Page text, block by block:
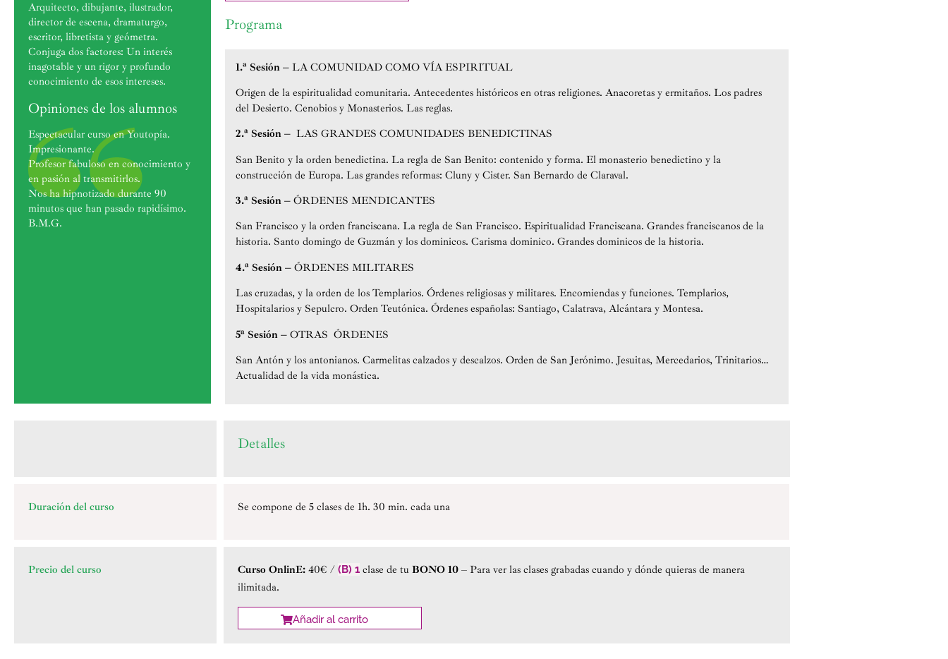
Arquitecto, dibujante, ilustrador,
director de escena, dramaturgo,
escritor, libretista y geómetra.
Conjuga dos factores: Un interés
inagotable y un rigor y profundo
conocimiento de esos intereses.
Opiniones de los alumnos
Espectacular curso en Youtopía.
Impresionante.
Profesor fabuloso en conocimiento y
en pasión al transmitirlos.
Nos ha hipnotizado durante 90
minutos que han pasado rapidísimo.
B.M.G.
Programa
1.ª Sesión –LA COMUNIDAD COMO VÍA ESPIRITUAL
Origen de la espiritualidad comunitaria. Antecedentes históricos en otras religiones. Anacoretas y ermitaños. Los padres
del Desierto. Cenobios y Monasterios. Las reglas.
2.ª Sesión –LAS GRANDES COMUNIDADES BENEDICTINAS
San Benito y la orden benedictina. La regla de San Benito: contenido y forma. El monasterio benedictino y la
construcción de Europa. Las grandes reformas: Cluny y Cister. San Bernardo de Claraval.
3.ª Sesión – ÓRDENES MENDICANTES
San Francisco y la orden franciscana. La regla de San Francisco. Espiritualidad Franciscana. Grandes franciscanos de la
historia. Santo domingo de Guzmán y los dominicos. Carisma dominico. Grandes dominicos de la historia.
4.ª Sesión – ÓRDENES MILITARES
Las cruzadas, y la orden de los Templarios. Órdenes religiosas y militares. Encomiendas y funciones. Templarios,
Hospitalarios y Sepulcro. Orden Teutónica. Órdenes españolas: Santiago, Calatrava, Alcántara y Montesa.
5ª Sesión – OTRAS ÓRDENES
San Antón y los antonianos. Carmelitas calzados y descalzos. Orden de San Jerónimo. Jesuitas, Mercedarios, Trinitarios…
Actualidad de la vida monástica.
Detalles
Duración del curso Se compone de 5 clases de 1h. 30 min. cada una
Precio del curso Curso OnlinE: 40€ /(B) 1 clase de tu BONO 10– Para ver las clases grabadas cuando y dónde quieras de manera
ilimitada.
Añadir al carrito